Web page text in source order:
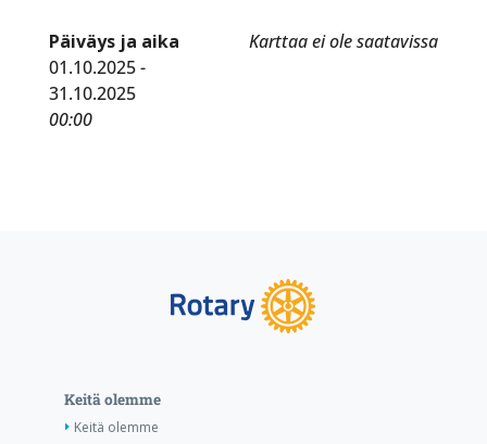
Karttaa ei ole saatavissa
Päiväys ja aika
01.10.2025 -
31.10.2025
00:00
Keitä olemme
Keitä olemme